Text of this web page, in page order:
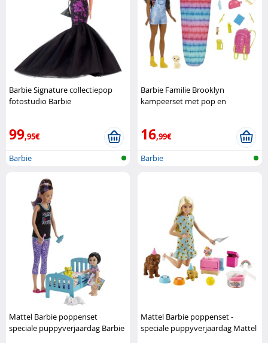
Barbie Signature collectiepop
fotostudio Barbie
99,95€
Barbie
Barbie Familie Brooklyn
kampeerset met pop en
16,99€
Barbie
Mattel Barbie poppenset
speciale puppyverjaardag Barbie
Mattel Barbie poppenset -
speciale puppyverjaardag Mattel